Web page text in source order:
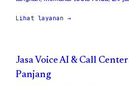
Lihat layanan →
Jasa Voice AI & Call
Panjang